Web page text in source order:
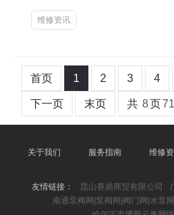
维修资讯
首页 1 2 3 4
下一页 末页 共 8页71
关于我们 服务指南 维修
友情链接： 昆山赛鼎商贸有限公司
南通泵阀网|泵阀网|阀门网|水泵